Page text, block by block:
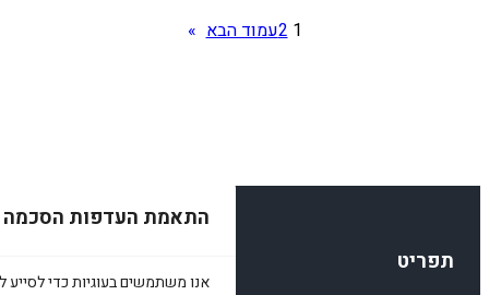
התאמת העדפות הסכמה
אנו משתמשים בעוגיות כדי לסייע
1
2עמוד הבא »
תפריט